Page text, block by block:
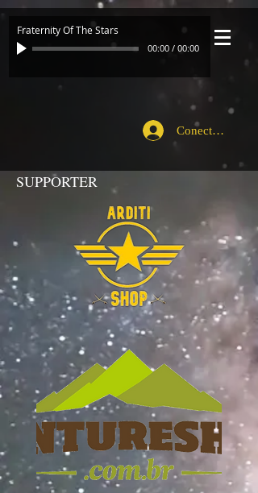
Fraternity Of The Stars
00:00 / 00:00
Conecte-se
SUPPORTER